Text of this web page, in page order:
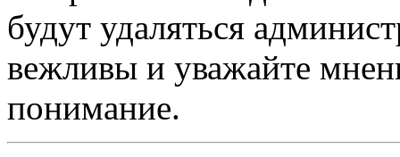
будут удаляться
вежливы и уважайте
понимание.